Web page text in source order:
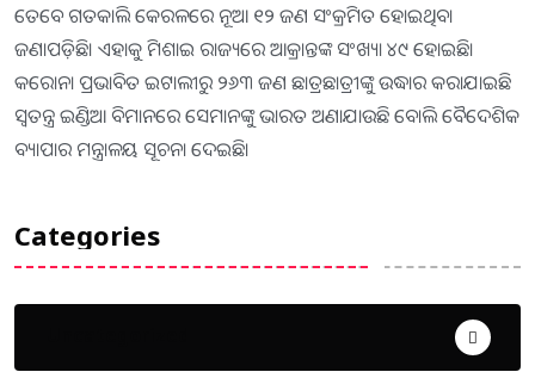
ତେବେ ଗତକାଲି କେରଳରେ ନୂଆ ୧୨ ଜଣ ସଂକ୍ରମିତ ହୋଇଥିବା
ଜଣାପଡ଼ିଛି। ଏହାକୁ ମିଶାଇ ରାଜ୍ୟରେ ଆକ୍ରାନ୍ତଙ୍କ ସଂଖ୍ୟା ୪୯ ହୋଇଛି।
କରୋନା ପ୍ରଭାବିତ ଇଟାଲୀରୁ ୨୬୩ ଜଣ ଛାତ୍ରଛାତ୍ରୀଙ୍କୁ ଉଦ୍ଧାର କରାଯାଇଛି
ସ୍ୱତନ୍ତ୍ର ଇଣ୍ଡିଆ ବିମାନରେ ସେମାନଙ୍କୁ ଭାରତ ଅଣାଯାଉଛି ବୋଲି ବୈଦେଶିକ
ବ୍ୟାପାର ମନ୍ତ୍ରାଳୟ ସୂଚନା ଦେଇଛି।
Categories